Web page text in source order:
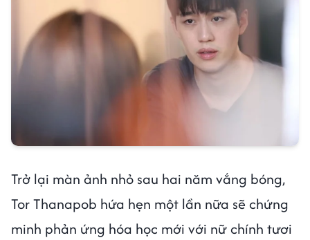
Trở lại màn ảnh nhỏ sau hai năm vắng bóng,
Tor Thanapob hứa hẹn một lần nữa sẽ chứng
minh phản ứng hóa học mới với nữ chính tươi